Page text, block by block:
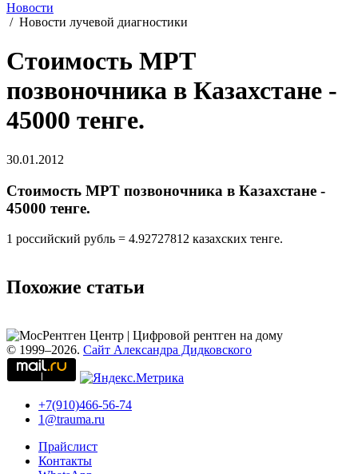
Новости
/ Новости лучевой диагностики
Стоимость МРТ
позвоночника в Казахстане -
45000 тенге.
30.01.2012
Стоимость МРТ позвоночника в Казахстане -
45000 тенге.
1 российский рубль = 4.92727812 казахских тенге.
Похожие статьи
© 1999–2026. Сайт Александра Дидковского
+7(910)466-56-74
1@trauma.ru
Прайслист
Контакты